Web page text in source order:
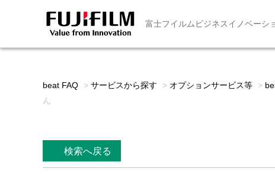
富士フイルムビジネスイノベーシ
beat FAQ > サービスから探す > オプションサービス等 >
ん
検索へ戻る